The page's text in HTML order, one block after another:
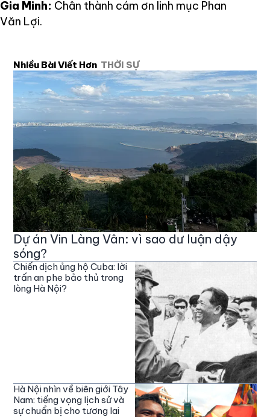
Gia Minh: Chân thành cám ơn linh mục Phan
Văn Lợi.
Nhiều Bài Viết Hơn THỜI SỰ
Dự án Vin Làng Vân: vì sao dư luận dậy
sóng?
Chiến dịch ủng hộ Cuba: lời
trấn an phe bảo thủ trong
lòng Hà Nội?
Hà Nội nhìn về biên giới Tây
Nam: tiếng vọng lịch sử và
sự chuẩn bị cho tương lai